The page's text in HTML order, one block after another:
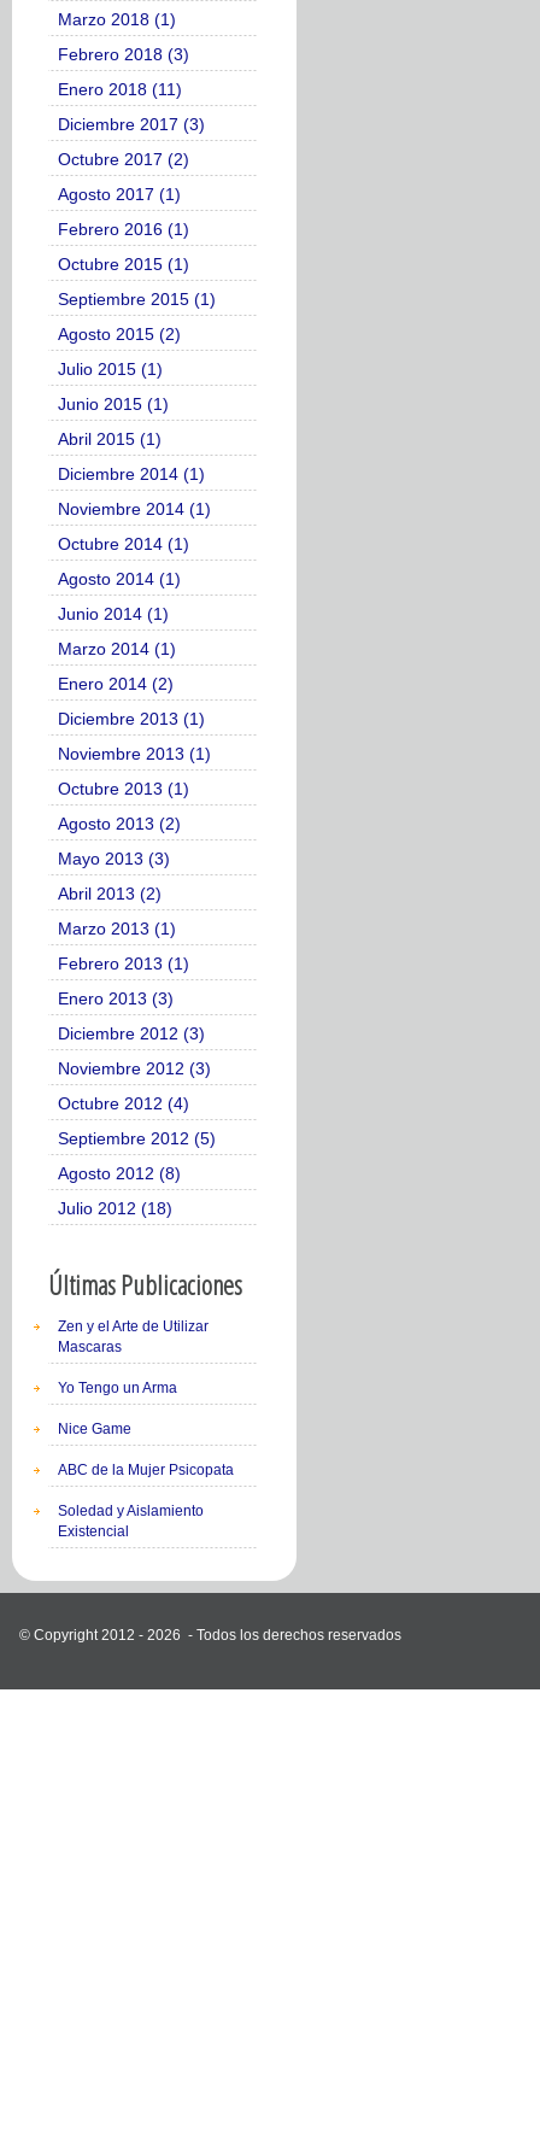
Marzo 2018 (1)
Febrero 2018 (3)
Enero 2018 (11)
Diciembre 2017 (3)
Octubre 2017 (2)
Agosto 2017 (1)
Febrero 2016 (1)
Octubre 2015 (1)
Septiembre 2015 (1)
Agosto 2015 (2)
Julio 2015 (1)
Junio 2015 (1)
Abril 2015 (1)
Diciembre 2014 (1)
Noviembre 2014 (1)
Octubre 2014 (1)
Agosto 2014 (1)
Junio 2014 (1)
Marzo 2014 (1)
Enero 2014 (2)
Diciembre 2013 (1)
Noviembre 2013 (1)
Octubre 2013 (1)
Agosto 2013 (2)
Mayo 2013 (3)
Abril 2013 (2)
Marzo 2013 (1)
Febrero 2013 (1)
Enero 2013 (3)
Diciembre 2012 (3)
Noviembre 2012 (3)
Octubre 2012 (4)
Septiembre 2012 (5)
Agosto 2012 (8)
Julio 2012 (18)
Últimas Publicaciones
Zen y el Arte de Utilizar
Mascaras
Yo Tengo un Arma
Nice Game
ABC de la Mujer Psicopata
Soledad y Aislamiento
Existencial
© Copyright 2012 - 2026 - Todos los derechos reservados